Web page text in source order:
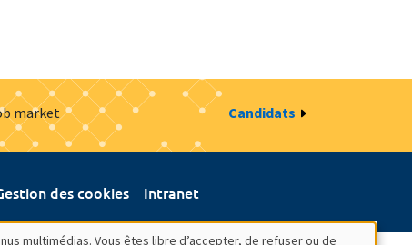
market Candidats
des cookies Intranet
multimédias. Vous êtes libre d’accepter, de refuser ou de